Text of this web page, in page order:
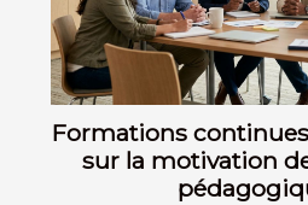
Formations
sur la motivation